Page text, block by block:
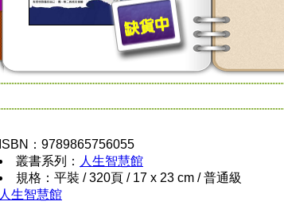
ISBN：9789865756055
叢書系列： 人生智慧館
規格：平裝 / 320頁 / 17 x 23 cm / 普通級
人生智慧館